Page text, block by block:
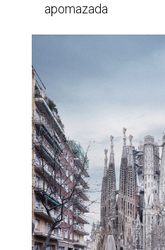
apomazada